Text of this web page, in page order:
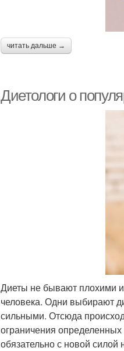
читать дальше →
Диетологи о
Диеты не бывают плохими
человека. Одни выбирают
сильными. Отсюда
ограничения
обязательно с новой